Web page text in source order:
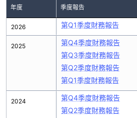
年度 季度報告
2026
2025
2024
第Q1季度財務報告
第Q4季度財務報告
第Q3季度財務報告
第Q2季度財務報告
第Q1季度財務報告
第Q4季度財務報告
第Q2季度財務報告